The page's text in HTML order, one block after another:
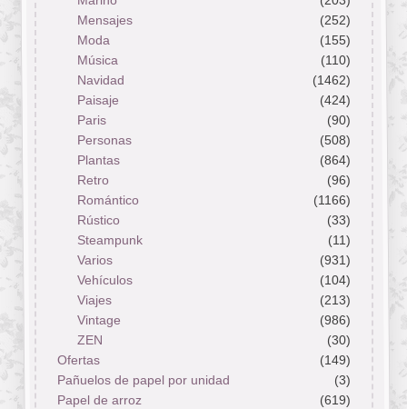
Mensajes
(252)
Moda
(155)
Música
(110)
Navidad
(1462)
Paisaje
(424)
Paris
(90)
Personas
(508)
Plantas
(864)
Retro
(96)
Romántico
(1166)
Rústico
(33)
Steampunk
(11)
Varios
(931)
Vehículos
(104)
Viajes
(213)
Vintage
(986)
ZEN
(30)
Ofertas
(149)
Pañuelos de papel por unidad
(3)
Papel de arroz
(619)